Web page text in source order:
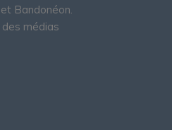
Bandonéon.
médias